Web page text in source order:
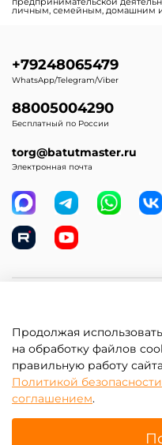
предпринимательской
личным, семейным, домашним
Клиентам
Информация
+79248065479
WhatsApp/Telegram/Viber
88005004290
Бесплатный по России
torg@batutmaster.ru
Электронная почта
Продолжая
на обработку файлов
правильную работу
Политикой безопасности
соглашением.